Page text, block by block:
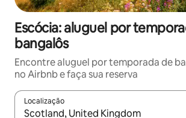
Escócia: aluguel por
bangalôs
Encontre aluguel por temporada de
no Airbnb e faça sua reserva
Localização
Quando os resultados estiverem